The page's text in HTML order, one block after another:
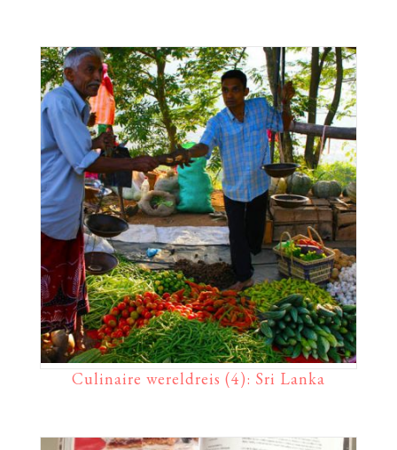
Culinaire wereldreis (4): Sri Lanka